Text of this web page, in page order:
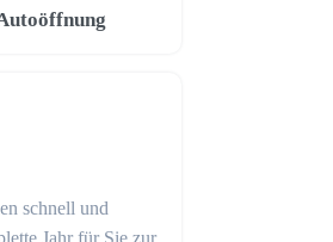
schnell und
Jahr für Sie zur